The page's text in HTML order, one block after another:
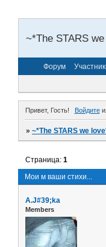
~*The STARS
Форум
Привет, Гость! Войдите
»~*The STARS we
Мои м ваши стихи...
Страница:1
A.J#39;ka
Members